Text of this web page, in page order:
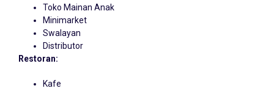
Toko Mainan Anak
Minimarket
Swalayan
Distributor
Restoran:
Kafe